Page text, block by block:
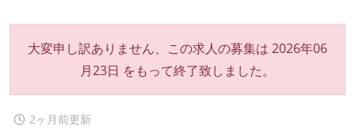
大変申し訳ありません、この求人の募集は 2026年06
月23日 をもって終了致しました。
2ヶ月前更新